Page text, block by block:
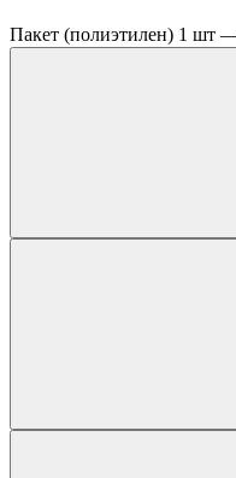
Пакет (полиэтилен) 1 шт